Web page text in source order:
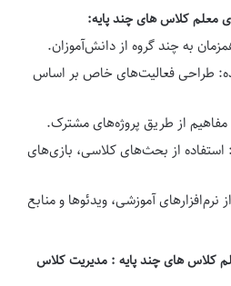
به چند گروه از دانش‌آموزان.
طراحی فعالیت‌های خاص بر اساس
مفاهیم از طریق پروژه‌های مشترک.
استفاده از بحث‌های کلاسی، بازی‌های
نرم‌افزارهای آموزشی، ویدئوها و منابع
معلم کلاس های چند پایه : مدیریت کلاس